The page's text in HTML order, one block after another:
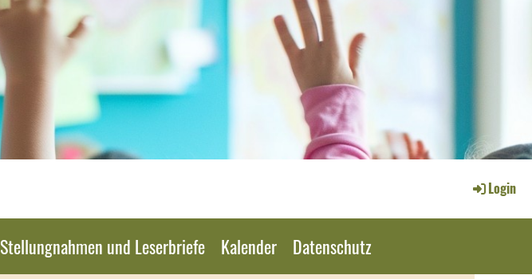
Login
Stellungnahmen und Leserbriefe Kalender Datenschutz